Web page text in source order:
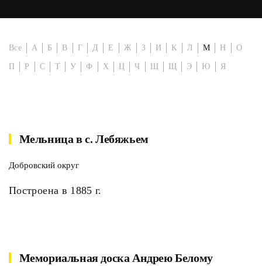
Все А Б В Г Д Е Ж З И К Л М Н О
П Р С Т У Ф Х Ц Ч Ш Щ Э Ю Я
Мельница в с. Лебяжьем
Добровский округ
Построена в 1885 г.
Мемориальная доска Андрею Белому